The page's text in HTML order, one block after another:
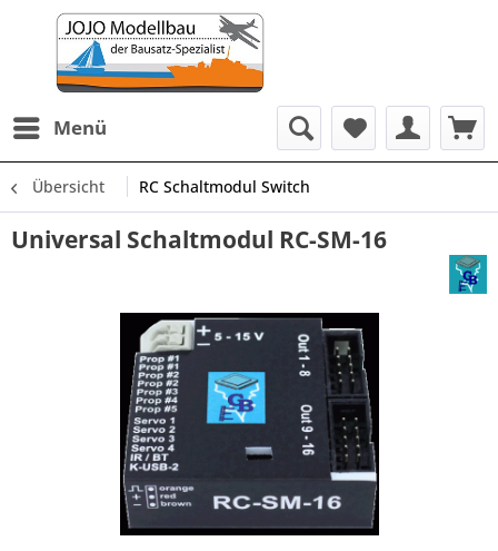
Menü
Übersicht RC Schaltmodul Switch
Universal Schaltmodul RC-SM-16